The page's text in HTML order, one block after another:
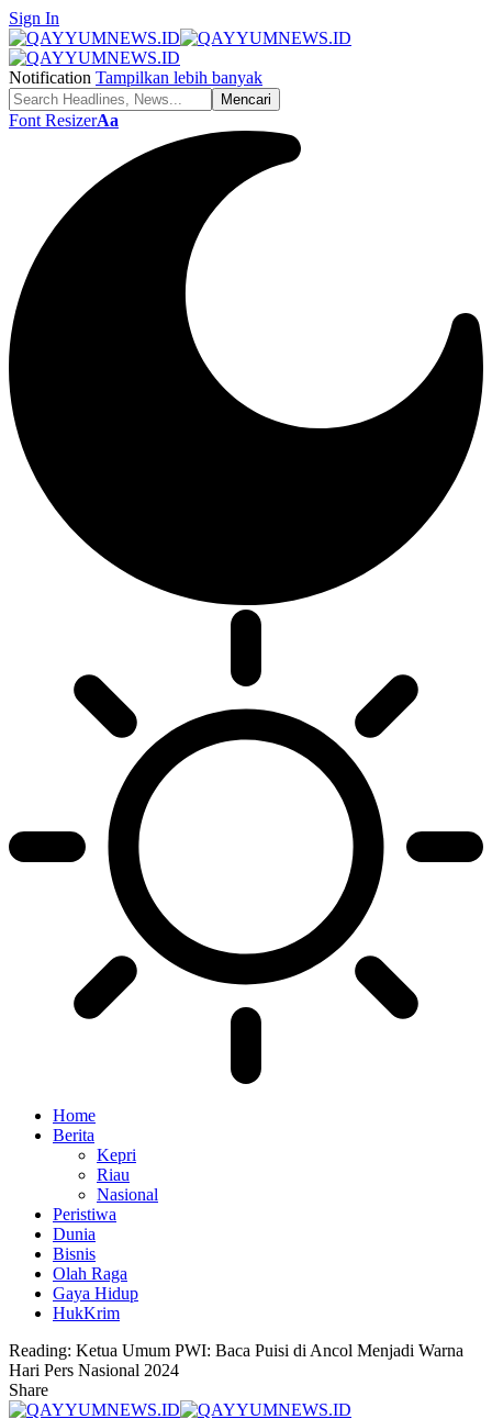
Sign In
Notification Tampilkan lebih banyak
Font ResizerAa
Home
Berita
Kepri
Riau
Nasional
Peristiwa
Dunia
Bisnis
Olah Raga
Gaya Hidup
HukKrim
Reading: Ketua Umum PWI: Baca Puisi di Ancol Menjadi Warna
Hari Pers Nasional 2024
Share